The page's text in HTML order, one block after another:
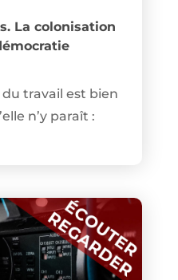
La colonisation
travail est bien
n’y paraît :